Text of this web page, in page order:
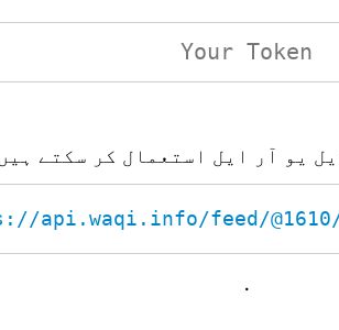
یو آر ایل استعمال کر سکتے
api.waqi.info/feed/@1610/
.